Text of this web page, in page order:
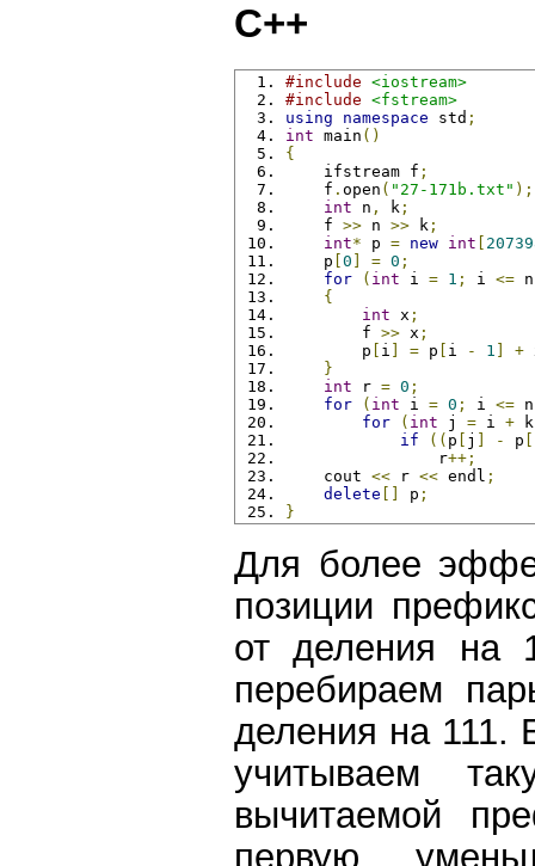
C++
#include <iostream>
#include <fstream>
using
namespace std ;
int main ()
{
    ifstream f
;
    f
. open ( "27-171b.txt" );
int n , k ;
    f
>> n >> k ;
int* p = new int
    p
0 = 0 ;
for
( int i = 1 ; i <=
{
int x ;
        f
>> x ;
        p
i = p i - 1 +
}
int r = 0 ;
for
( int i = 0 ; i <=
for
( int j = i + k
if
(( p j - p
                r
++;
    cout
<< r << endl ;
delete
p ;
}
Для более
позиции
от деления на
перебираем
деления на 111.
учитываем
вычитаемой
первую